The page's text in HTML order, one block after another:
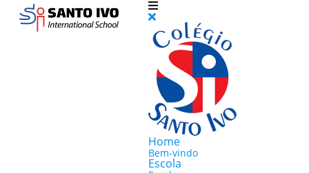
Home
Bem-vindo
Escola